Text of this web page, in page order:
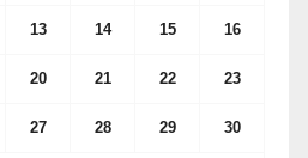
13 14 15 16
20 21 22 23
27 28 29 30